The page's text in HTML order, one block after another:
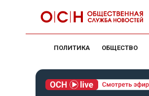
ПОЛИТИКА ОБЩЕСТВО